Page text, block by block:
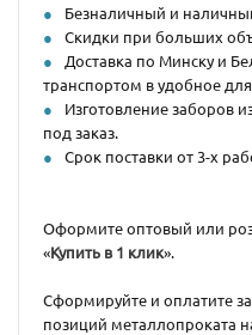
Безналичный и
Скидки при больших
Доставка по Минску и
транспортом в удобное
Изготовление заборов
под заказ.
Срок поставки от 3-х
Оформите оптовый или
«Купить в 1 клик».
Сформируйте и оплатите
позиций металлопроката